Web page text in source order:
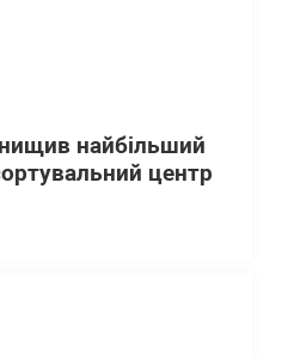
найбільший
центр